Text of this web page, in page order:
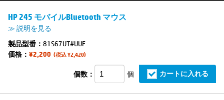
HP 245 モバイルBluetooth マウス
≫ 説明を見る
製品型番： 81S67UT#UUF
価格： ¥2,200 (税込 ¥2,420)
個数： 個 カートに入れる